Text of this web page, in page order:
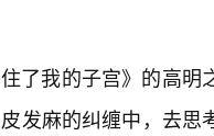
住了我的子宫》的高
发麻的纠缠中，去